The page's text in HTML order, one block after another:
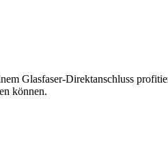
Glasfaser-Direktanschluss
können.